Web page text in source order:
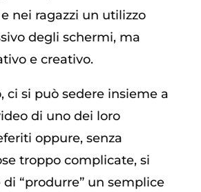
nei ragazzi un utilizzo
degli schermi, ma
e creativo.
ci si può sedere insieme a
di uno dei loro
oppure, senza
troppo complicate, si
“produrre” un semplice